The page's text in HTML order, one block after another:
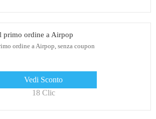
primo ordine a Airpop
ordine a Airpop, senza coupon
Vedi Sconto
18 Clic